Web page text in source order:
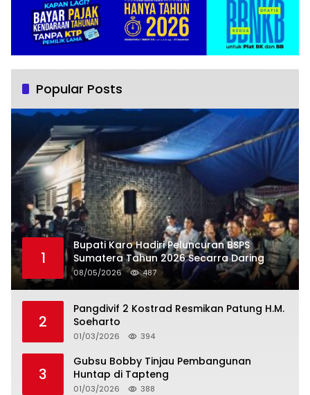
Popular Posts
1
Bupati Karo Hadiri Peluncuran BSPS
Sumatera Tahun 2026 Secarra Daring
08/05/2026 487
2
Pangdivif 2 Kostrad Resmikan Patung H.M.
Soeharto
01/03/2026 394
3
Gubsu Bobby Tinjau Pembangunan
Huntap di Tapteng
01/03/2026 388